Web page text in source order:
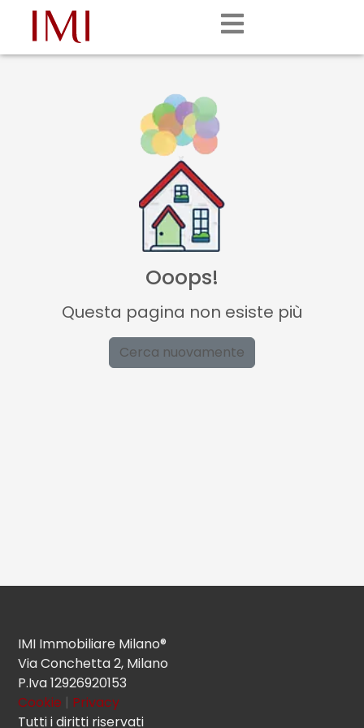
Ooops!
Questa pagina non esiste più
Cerca nuovamente
IMI Immobiliare Milano®
Via Conchetta 2, Milano
P.Iva 12926920153
Cookie | Privacy
Tutti i diritti riservati